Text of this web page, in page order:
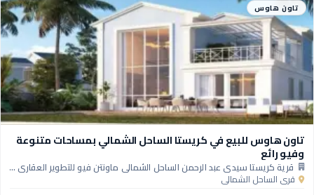
تاون هاوس
تاون هاوس للبيع في كريستا الساحل الشمالي بمساحات متنوعة
وفيو رائع
قرية كريستا سيدي عبد الرحمن الساحل الشمالي ماونتن فيو للتطوير العقاري - Crysta Sidi Abdelrahman North Coast Village
قرى الساحل الشمالي